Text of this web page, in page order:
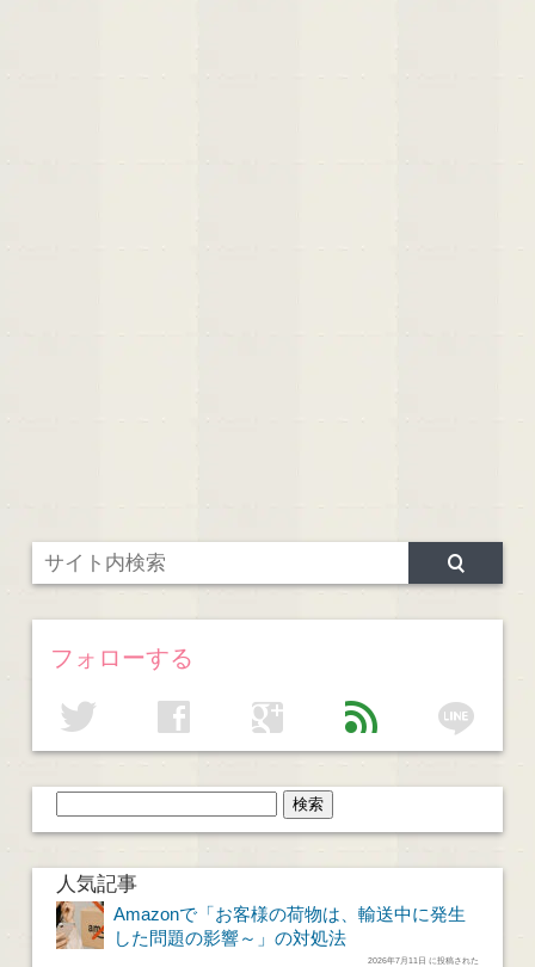
フォローする
twitter facebook google feed line
人気記事
Amazonで「お客様の荷物は、輸送中に発生
した問題の影響～」の対処法
2026年7月11日 に投稿された